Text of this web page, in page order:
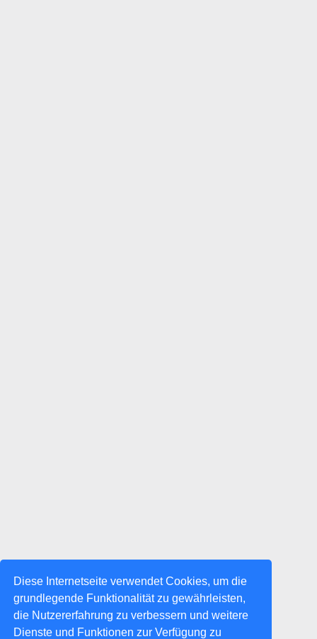
Diese Internetseite verwendet Cookies, um die
grundlegende Funktionalität zu gewährleisten,
die Nutzererfahrung zu verbessern und weitere
Dienste und Funktionen zur Verfügung zu